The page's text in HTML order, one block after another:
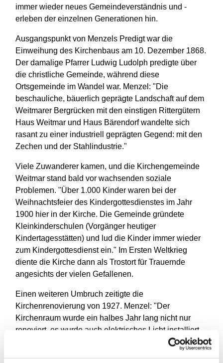
immer wieder neues Gemeindeverständnis und -
erleben der einzelnen Generationen hin.
Ausgangspunkt von Menzels Predigt war die
Einweihung des Kirchenbaus am 10. Dezember 1868.
Der damalige Pfarrer Ludwig Ludolph predigte über
die christliche Gemeinde, während diese
Ortsgemeinde im Wandel war. Menzel: "Die
beschauliche, bäuerlich geprägte Landschaft auf dem
Weitmarer Bergrücken mit den einstigen Rittergütern
Haus Weitmar und Haus Bärendorf wandelte sich
rasant zu einer industriell geprägten Gegend: mit den
Zechen und der Stahlindustrie."
Viele Zuwanderer kamen, und die Kirchengemeinde
Weitmar stand bald vor wachsenden soziale
Problemen. "Über 1.000 Kinder waren bei der
Weihnachtsfeier des Kindergottesdienstes im Jahr
1900 hier in der Kirche. Die Gemeinde gründete
Kleinkinderschulen (Vorgänger heutiger
Kindertagesstätten) und lud die Kinder immer wieder
zum Kindergottesdienst ein." Im Ersten Weltkrieg
diente die Kirche dann als Trostort für Trauernde
angesichts der vielen Gefallenen.
Einen weiteren Umbruch zeitigte die
Kirchenrenovierung von 1927. Menzel: "Der
Kirchenraum wurde ein halbes Jahr lang nicht nur
renoviert, es wurde auch elektrisches Licht installiert
und eine neue Heizung eingebaut." Die Kirche erhielt